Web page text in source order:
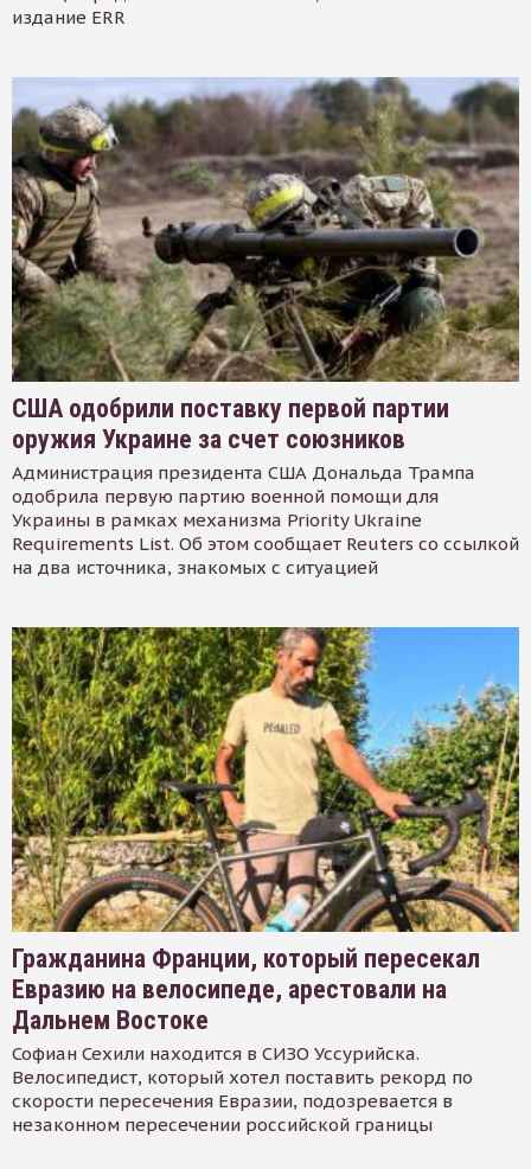
издание ERR
США одобрили поставку первой партии
оружия Украине за счет союзников
Администрация президента США Дональда Трампа
одобрила первую партию военной помощи для
Украины в рамках механизма Priority Ukraine
Requirements List. Об этом сообщает Reuters со ссылкой
на два источника, знакомых с ситуацией
Гражданина Франции, который пересекал
Евразию на велосипеде, арестовали на
Дальнем Востоке
Софиан Сехили находится в СИЗО Уссурийска.
Велосипедист, который хотел поставить рекорд по
скорости пересечения Евразии, подозревается в
незаконном пересечении российской границы